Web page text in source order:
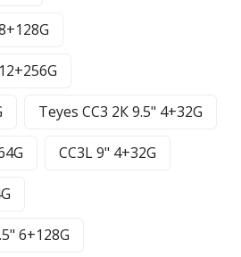
Teyes CC3 2К 9.5" 4+32G
CC3L 9" 4+32G
6+128G